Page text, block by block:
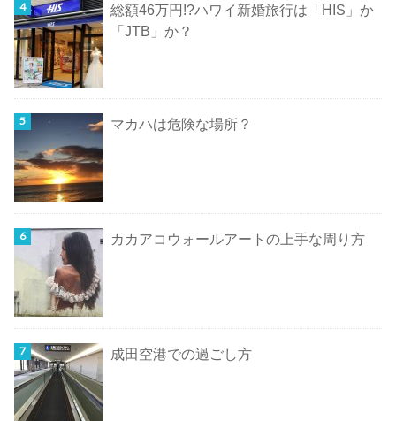
総額46万円!?ハワイ新婚旅行は「HIS」か
「JTB」か？
マカハは危険な場所？
カカアコウォールアートの上手な周り方
成田空港での過ごし方